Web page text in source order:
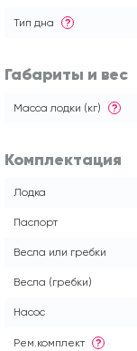
Тип дна ?
Габариты и вес
Масса лодки (кг) ?
Комплектация
Лодка
Паспорт
Весла или гребки
Весла (гребки)
Насос
Рем.комплект ?